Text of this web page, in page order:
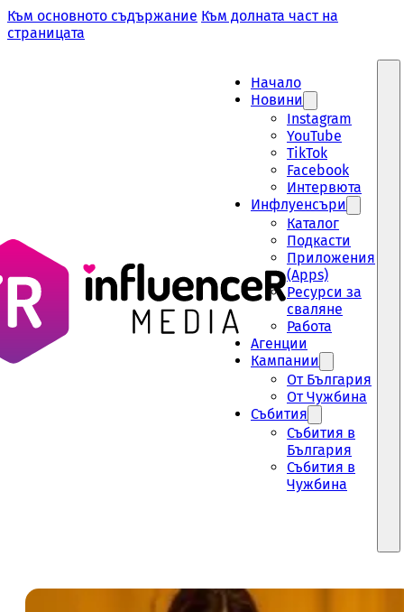
Към основното съдържание Към долната част на
страницата
Начало
Новини
Instagram
YouTube
TikTok
Facebook
Интервюта
Инфлуенсъри
Каталог
Подкасти
Приложения
(Apps)
Ресурси за
сваляне
Работа
Aгенции
Кампании
От България
От Чужбина
Събития
Събития в
България
Събития в
Чужбина